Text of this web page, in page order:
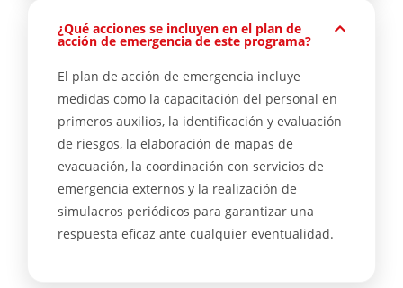
¿Qué acciones se incluyen en el plan de
acción de emergencia de este programa?
El plan de acción de emergencia incluye
medidas como la capacitación del personal en
primeros auxilios, la identificación y evaluación
de riesgos, la elaboración de mapas de
evacuación, la coordinación con servicios de
emergencia externos y la realización de
simulacros periódicos para garantizar una
respuesta eficaz ante cualquier eventualidad.